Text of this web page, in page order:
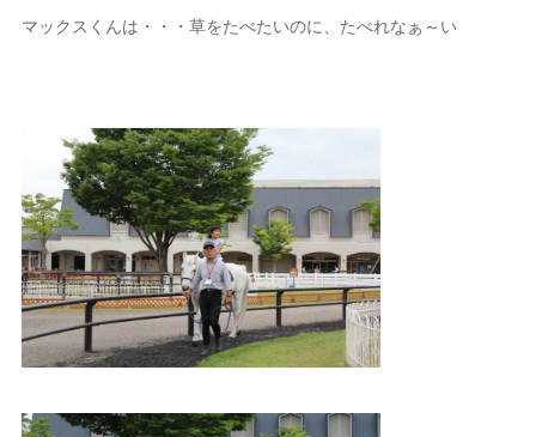
マックスくんは・・・草をたべたいのに、たべれなぁ～い